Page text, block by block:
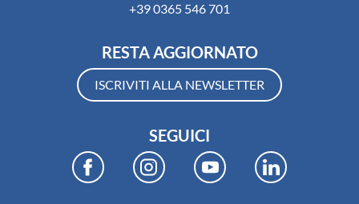
+39 0365 546 701
RESTA AGGIORNATO
ISCRIVITI ALLA NEWSLETTER
SEGUICI